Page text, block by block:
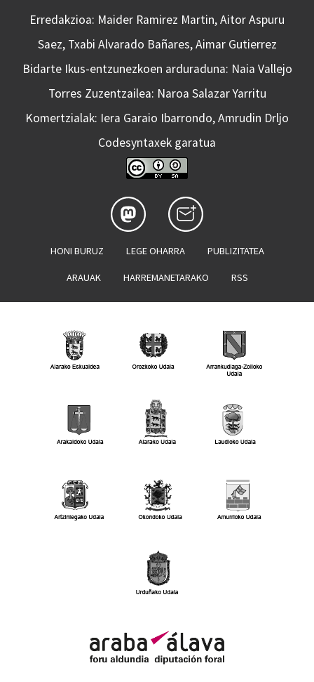
Erredakzioa: Maider Ramirez Martin, Aitor Aspuru
Saez, Txabi Alvarado Bañares, Aimar Gutierrez
Bidarte Ikus-entzunezkoen arduraduna: Naia Vallejo
Torres Zuzentzailea: Naroa Salazar Yarritu
Komertzialak: Iera Garaio Ibarrondo, Amrudin Drljo
Codesyntaxek garatua
HONI BURUZ LEGE OHARRA PUBLIZITATEA
ARAUAK HARREMANETARAKO RSS